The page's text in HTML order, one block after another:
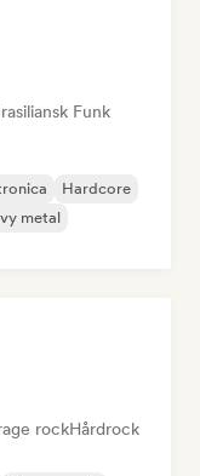
Funk
Hardcore
metal
rockHårdrock